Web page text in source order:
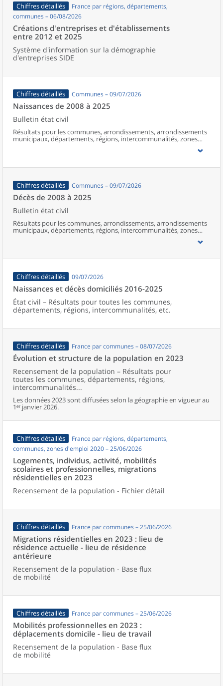
Chiffres détaillés
France par régions, départements,
communes – 06/08/2026
Créations d'entreprises et d'établissements
entre 2012 et 2025
Système d'information sur la démographie
d'entreprises SIDE
Chiffres détaillés Communes – 09/07/2026
Naissances de 2008 à 2025
Bulletin état civil
Résultats pour les communes, arrondissements, arrondissements
municipaux, départements, régions, intercommunalités, zones
d’emploi, bassins de vie, unités urbaines et aires d’attraction des
Chiffres détaillés Communes – 09/07/2026
Décès de 2008 à 2025
Bulletin état civil
Résultats pour les communes, arrondissements, arrondissements
municipaux, départements, régions, intercommunalités, zones
d’emploi, bassins de vie, unités urbaines et aires d’attraction des
Chiffres détaillés 09/07/2026
Naissances et décès domiciliés 2016-2025
État civil – Résultats pour toutes les communes,
départements, régions, intercommunalités, etc.
Chiffres détaillés France par communes – 08/07/2026
Évolution et structure de la population en 2023
Recensement de la population – Résultats pour
toutes les communes, départements, régions,
intercommunalités...
Les données 2023 sont diffusées selon la géographie en vigueur au
1ᵉʳ janvier 2026.
Chiffres détaillés
France par régions, départements,
communes, zones d'emploi 2020 – 25/06/2026
Logements, individus, activité, mobilités
scolaires et professionnelles, migrations
résidentielles en 2023
Recensement de la population - Fichier détail
Chiffres détaillés France par communes – 25/06/2026
Migrations résidentielles en 2023 : lieu de
résidence actuelle - lieu de résidence
antérieure
Recensement de la population - Base flux
de mobilité
Chiffres détaillés France par communes – 25/06/2026
Mobilités professionnelles en 2023 :
déplacements domicile - lieu de travail
Recensement de la population - Base flux
de mobilité